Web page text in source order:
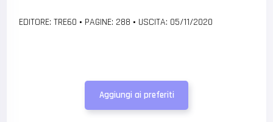
EDITORE: TRE60 • PAGINE: 288 • USCITA: 05/11/2020
Aggiungi ai preferiti